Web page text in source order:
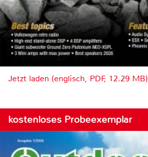
Jetzt laden (englisch, PDF, 12.29 MB)
kostenloses Probeexemplar